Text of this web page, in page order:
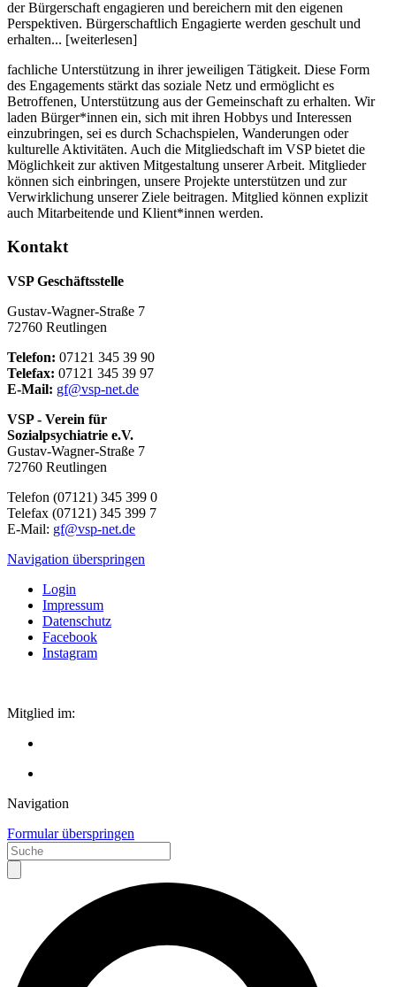
der Bürgerschaft engagieren und bereichern mit den eigenen
Perspektiven. Bürgerschaftlich Engagierte werden geschult und
erhalten... [weiterlesen]
fachliche Unterstützung in ihrer jeweiligen Tätigkeit. Diese Form
des Engagements stärkt das soziale Netz und ermöglicht es
Betroffenen, Unterstützung aus der Gemeinschaft zu erhalten. Wir
laden Bürger*innen ein, sich mit ihren Hobbys und Interessen
einzubringen, sei es durch Schachspielen, Wanderungen oder
kulturelle Aktivitäten. Auch die Mitgliedschaft im VSP bietet die
Möglichkeit zur aktiven Mitgestaltung unserer Arbeit. Mitglieder
können sich einbringen, unsere Projekte unterstützen und zur
Verwirklichung unserer Ziele beitragen. Mitglied können explizit
auch Mitarbeitende und Klient*innen werden.
Kontakt
VSP Geschäftsstelle
Gustav-Wagner-Straße 7
72760 Reutlingen
Telefon: 07121 345 39 90
Telefax: 07121 345 39 97
E-Mail: gf@vsp-net.de
VSP - Verein für
Sozialpsychiatrie e.V.
Gustav-Wagner-Straße 7
72760 Reutlingen
Telefon (07121) 345 399 0
Telefax (07121) 345 399 7
E-Mail: gf@vsp-net.de
Navigation überspringen
Login
Impressum
Datenschutz
Facebook
Instagram
Mitglied im:
Navigation
Formular überspringen